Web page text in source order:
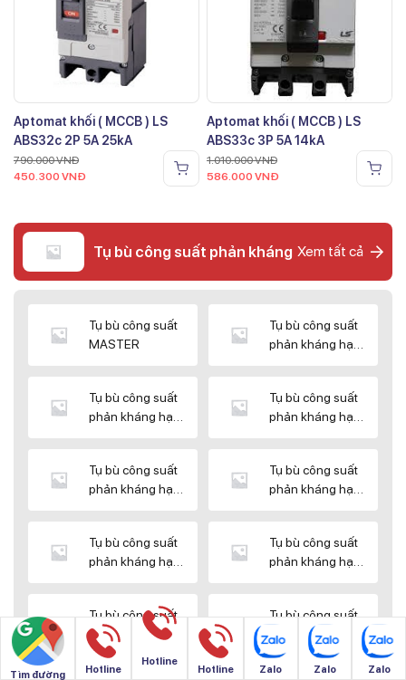
Aptomat khối ( MCCB ) LS
ABS32c 2P 5A 25kA
790.000VNĐ
450.300 VNĐ
Aptomat khối ( MCCB ) LS
ABS33c 3P 5A 14kA
1.010.000VNĐ
586.000 VNĐ
Tụ bù công suất phản kháng Xem tất cả
Tụ bù công suất
MASTER
Tụ bù công suất
phản kháng hạ
Tụ bù công suất
phản kháng hạ
Tụ bù công suất
phản kháng hạ
Tụ bù công suất
phản kháng hạ
Tụ bù công suất
phản kháng hạ
Tụ bù công suất
phản kháng hạ
Tụ bù công suất
phản kháng hạ
Tụ bù công suất
phản kháng hạ
thế SHIZUKI
Tụ bù công suất
phản kháng hạ
thế SINO
Tìm đường Hotline
Hotline
Hotline Zalo Zalo Zalo